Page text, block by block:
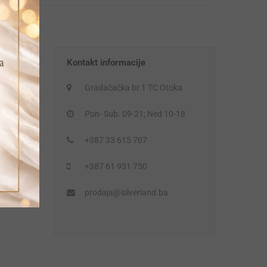
Kontakt informacije
Gradačačka br.1 TC Otoka
Pon- Sub. 09-21; Ned 10-18
+387 33 615 707
+387 61 931 750
prodaja@silverland.ba